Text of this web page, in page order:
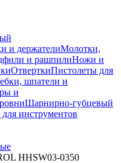
и держателиМолотки,
и рашпилиНожи и
ОтверткиПистолеты для
шпатели и
и
Шарнирно-губцевый
инструментов
HHSW03-0350